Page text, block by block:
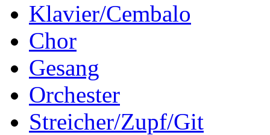
Klavier/Cembalo
Chor
Gesang
Orchester
Streicher/Zupf/Git